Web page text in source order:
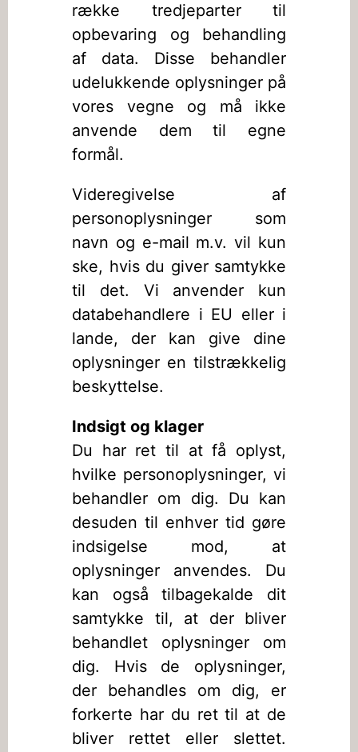
række tredjeparter til
opbevaring og behandling
af data. Disse behandler
udelukkende oplysninger på
vores vegne og må ikke
anvende dem til egne
formål.
Videregivelse af
personoplysninger som
navn og e-mail m.v. vil kun
ske, hvis du giver samtykke
til det. Vi anvender kun
databehandlere i EU eller i
lande, der kan give dine
oplysninger en tilstrækkelig
beskyttelse.
Indsigt og klager
Du har ret til at få oplyst,
hvilke personoplysninger, vi
behandler om dig. Du kan
desuden til enhver tid gøre
indsigelse mod, at
oplysninger anvendes. Du
kan også tilbagekalde dit
samtykke til, at der bliver
behandlet oplysninger om
dig. Hvis de oplysninger,
der behandles om dig, er
forkerte har du ret til at de
bliver rettet eller slettet.